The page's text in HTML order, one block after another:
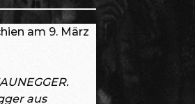
am 9. März
aus